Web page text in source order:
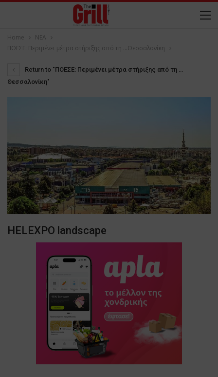
Home
NEA
ΠΟΕΣΕ: Περιμένει μέτρα στήριξης από τη …Θεσσαλονίκη
Return to "ΠΟΕΣΕ: Περιμένει μέτρα στήριξης από τη …
Θεσσαλονίκη"
HELEXPO landscape